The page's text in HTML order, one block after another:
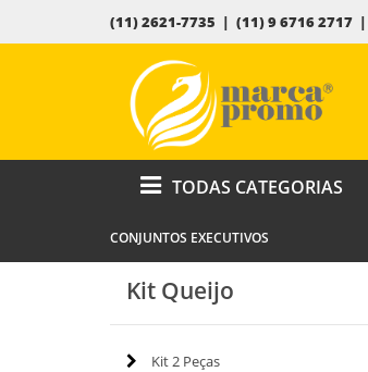
(11) 2621-7735 | (11) 9 6716 2717 |
TODAS CATEGORIAS
CONJUNTOS EXECUTIVOS
Kit Queijo
Kit 2 Peças